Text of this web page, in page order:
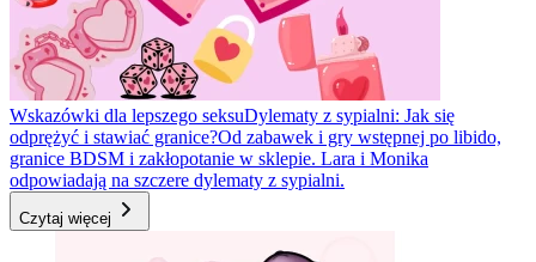
Wskazówki dla lepszego seksuDylematy z sypialni: Jak się
odprężyć i stawiać granice?Od zabawek i gry wstępnej po libido,
granice BDSM i zakłopotanie w sklepie. Lara i Monika
odpowiadają na szczere dylematy z sypialni.
Czytaj więcej